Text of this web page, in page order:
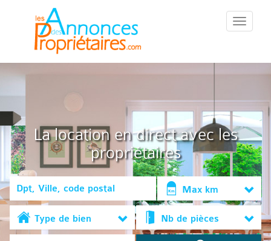
::Menu::
La location en direct avec les
propriétaires
Max km
Type de bien Nb de pièces